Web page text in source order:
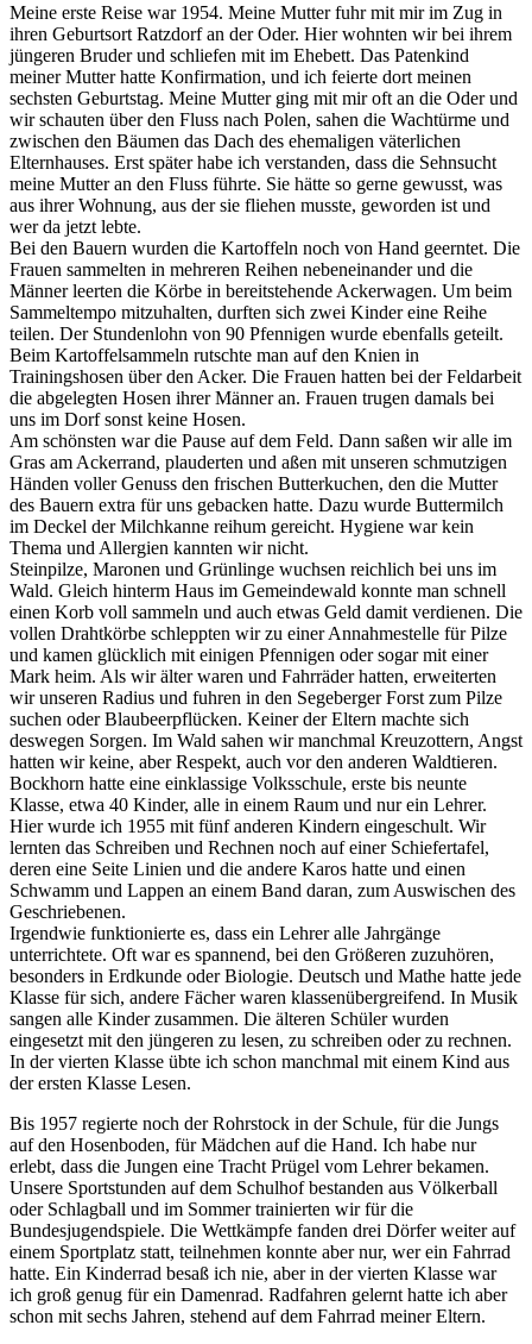
Meine erste Reise war 1954. Meine Mutter fuhr mit mir im Zug in
ihren Geburtsort Ratzdorf an der Oder. Hier wohnten wir bei ihrem
jüngeren Bruder und schliefen mit im Ehebett. Das Patenkind
meiner Mutter hatte Konfirmation, und ich feierte dort meinen
sechsten Geburtstag. Meine Mutter ging mit mir oft an die Oder und
wir schauten über den Fluss nach Polen, sahen die Wachtürme und
zwischen den Bäumen das Dach des ehemaligen väterlichen
Elternhauses. Erst später habe ich verstanden, dass die Sehnsucht
meine Mutter an den Fluss führte. Sie hätte so gerne gewusst, was
aus ihrer Wohnung, aus der sie fliehen musste, geworden ist und
wer da jetzt lebte.
Bei den Bauern wurden die Kartoffeln noch von Hand geerntet. Die
Frauen sammelten in mehreren Reihen nebeneinander und die
Männer leerten die Körbe in bereitstehende Ackerwagen. Um beim
Sammeltempo mitzuhalten, durften sich zwei Kinder eine Reihe
teilen. Der Stundenlohn von 90 Pfennigen wurde ebenfalls geteilt.
Beim Kartoffelsammeln rutschte man auf den Knien in
Trainingshosen über den Acker. Die Frauen hatten bei der Feldarbeit
die abgelegten Hosen ihrer Männer an. Frauen trugen damals bei
uns im Dorf sonst keine Hosen.
Am schönsten war die Pause auf dem Feld. Dann saßen wir alle im
Gras am Ackerrand, plauderten und aßen mit unseren schmutzigen
Händen voller Genuss den frischen Butterkuchen, den die Mutter
des Bauern extra für uns gebacken hatte. Dazu wurde Buttermilch
im Deckel der Milchkanne reihum gereicht. Hygiene war kein
Thema und Allergien kannten wir nicht.
Steinpilze, Maronen und Grünlinge wuchsen reichlich bei uns im
Wald. Gleich hinterm Haus im Gemeindewald konnte man schnell
einen Korb voll sammeln und auch etwas Geld damit verdienen. Die
vollen Drahtkörbe schleppten wir zu einer Annahmestelle für Pilze
und kamen glücklich mit einigen Pfennigen oder sogar mit einer
Mark heim. Als wir älter waren und Fahrräder hatten, erweiterten
wir unseren Radius und fuhren in den Segeberger Forst zum Pilze
suchen oder Blaubeerpflücken. Keiner der Eltern machte sich
deswegen Sorgen. Im Wald sahen wir manchmal Kreuzottern, Angst
hatten wir keine, aber Respekt, auch vor den anderen Waldtieren.
Bockhorn hatte eine einklassige Volksschule, erste bis neunte
Klasse, etwa 40 Kinder, alle in einem Raum und nur ein Lehrer.
Hier wurde ich 1955 mit fünf anderen Kindern eingeschult. Wir
lernten das Schreiben und Rechnen noch auf einer Schiefertafel,
deren eine Seite Linien und die andere Karos hatte und einen
Schwamm und Lappen an einem Band daran, zum Auswischen des
Geschriebenen.
Irgendwie funktionierte es, dass ein Lehrer alle Jahrgänge
unterrichtete. Oft war es spannend, bei den Größeren zuzuhören,
besonders in Erdkunde oder Biologie. Deutsch und Mathe hatte jede
Klasse für sich, andere Fächer waren klassenübergreifend. In Musik
sangen alle Kinder zusammen. Die älteren Schüler wurden
eingesetzt mit den jüngeren zu lesen, zu schreiben oder zu rechnen.
In der vierten Klasse übte ich schon manchmal mit einem Kind aus
der ersten Klasse Lesen.
Bis 1957 regierte noch der Rohrstock in der Schule, für die Jungs
auf den Hosenboden, für Mädchen auf die Hand. Ich habe nur
erlebt, dass die Jungen eine Tracht Prügel vom Lehrer bekamen.
Unsere Sportstunden auf dem Schulhof bestanden aus Völkerball
oder Schlagball und im Sommer trainierten wir für die
Bundesjugendspiele. Die Wettkämpfe fanden drei Dörfer weiter auf
einem Sportplatz statt, teilnehmen konnte aber nur, wer ein Fahrrad
hatte. Ein Kinderrad besaß ich nie, aber in der vierten Klasse war
ich groß genug für ein Damenrad. Radfahren gelernt hatte ich aber
schon mit sechs Jahren, stehend auf dem Fahrrad meiner Eltern.